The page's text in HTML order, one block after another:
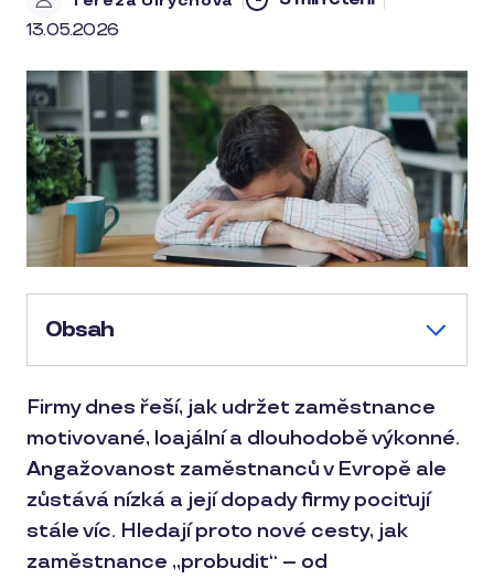
13.05.2026
Obsah
Firmy dnes řeší, jak udržet zaměstnance
motivované, loajální a dlouhodobě výkonné.
Angažovanost zaměstnanců v Evropě ale
zůstává nízká a její dopady firmy pociťují
stále víc. Hledají proto nové cesty, jak
zaměstnance „probudit“ – od